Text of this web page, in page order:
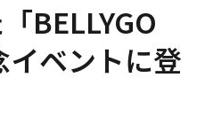
BELLYGO
ベントに登